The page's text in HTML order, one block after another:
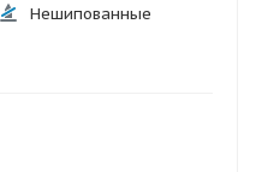
Нешипованные